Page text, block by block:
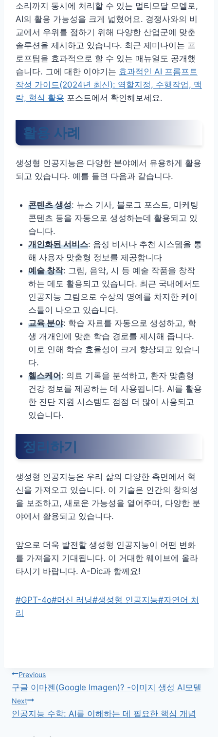
소리까지 동시에 처리할 수 있는 멀티모달 모델로,
AI의 활용 가능성을 크게 넓혔어요. 경쟁사와의 비
교에서 우위를 점하기 위해 다양한 산업군에 맞춘
솔루션을 제시하고 있습니다. 최근 제미나이는 프
로프팀을 효과적으로 할 수 있는 매뉴얼도 공개했
습니다. 그에 대한 이야기는 효과적인 AI 프롬프트
작성 가이드(2024년 최신): 역할지정, 수행작업, 맥
락, 형식 활용 포스트에서 확인해보세요.
활용 사례
생성형 인공지능은 다양한 분야에서 유용하게 활용
되고 있습니다. 예를 들면 다음과 같습니다.
콘텐츠 생성: 뉴스 기사, 블로그 포스트, 마케팅
콘텐츠 등을 자동으로 생성하는데 활용되고 있
습니다.
개인화된 서비스: 음성 비서나 추천 시스템을 통
해 사용자 맞춤형 정보를 제공합니다
예술 창작: 그림, 음악, 시 등 예술 작품을 창작
하는 데도 활용되고 있습니다. 최근 국내에서도
인공지능 그림으로 수상의 명예를 차지한 케이
스들이 나오고 있습니다.
교육 분야: 학습 자료를 자동으로 생성하고, 학
생 개개인에 맞춘 학습 경로를 제시해 줍니다.
이로 인해 학습 효율성이 크게 향상되고 있습니
다.
헬스케어: 의료 기록을 분석하고, 환자 맞춤형
건강 정보를 제공하는 데 사용됩니다. AI를 활용
한 진단 지원 시스템도 점점 더 많이 사용되고
있습니다.
정리하기
생성형 인공지능은 우리 삶의 다양한 측면에서 혁
신을 가져오고 있습니다. 이 기술은 인간의 창의성
을 보조하고, 새로운 가능성을 열어주며, 다양한 분
야에서 활용되고 있습니다.
앞으로 더욱 발전할 생성형 인공지능이 어떤 변화
를 가져올지 기대됩니다. 이 거대한 웨이브에 올라
타시기 바랍니다. A-Dic과 함께요!
Post
Tags:
#GPT-4o#머신 러닝#생성형 인공지능#자연어 처
리
글
탐
색
Previous
구글 이마젠(Google Imagen)? -이미지 생성 AI모델
Next
인공지능 수학: AI를 이해하는 데 필요한 핵심 개념